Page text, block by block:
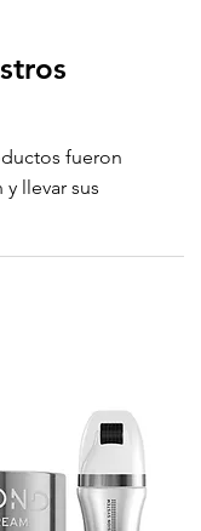
fueron
llevar sus